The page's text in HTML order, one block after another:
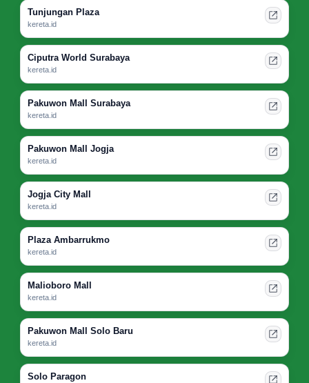
Tunjungan Plaza
kereta.id
Ciputra World Surabaya
kereta.id
Pakuwon Mall Surabaya
kereta.id
Pakuwon Mall Jogja
kereta.id
Jogja City Mall
kereta.id
Plaza Ambarrukmo
kereta.id
Malioboro Mall
kereta.id
Pakuwon Mall Solo Baru
kereta.id
Solo Paragon